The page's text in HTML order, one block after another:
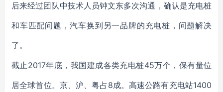
后来经过团队中技术人员钟文东多次沟通，确认是充电桩
和车匹配问题，汽车换到另一品牌的充电桩，问题解决
了。
截止2017年底，我国建成各类充电桩45万个，保有量位
居全球首位。京、沪、粤占8成。高速公路有充电站1400